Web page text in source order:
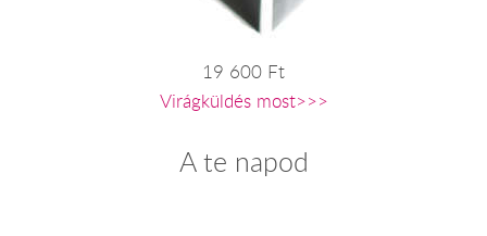
19 600 Ft
Virágküldés most>>>
A te napod